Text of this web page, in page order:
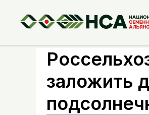
заложить